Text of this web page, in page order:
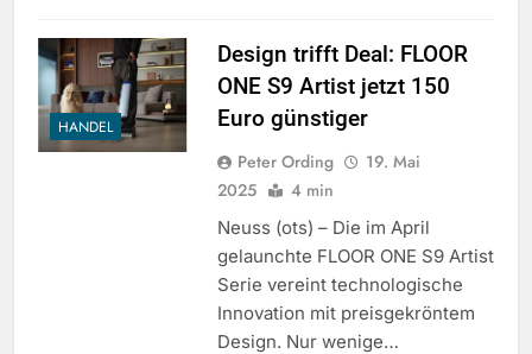
HANDEL
Design trifft Deal: FLOOR
ONE S9 Artist jetzt 150
Euro günstiger
Peter Ording
19. Mai
2025
4 min
Neuss (ots) – Die im April
gelaunchte FLOOR ONE S9 Artist
Serie vereint technologische
Innovation mit preisgekröntem
Design. Nur wenige…